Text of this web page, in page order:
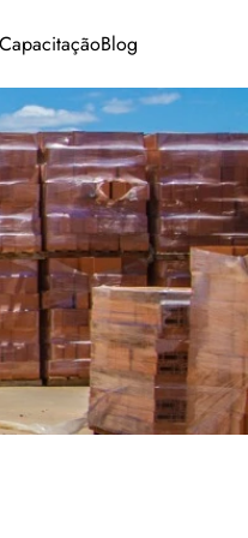
CapacitaçãoBlog